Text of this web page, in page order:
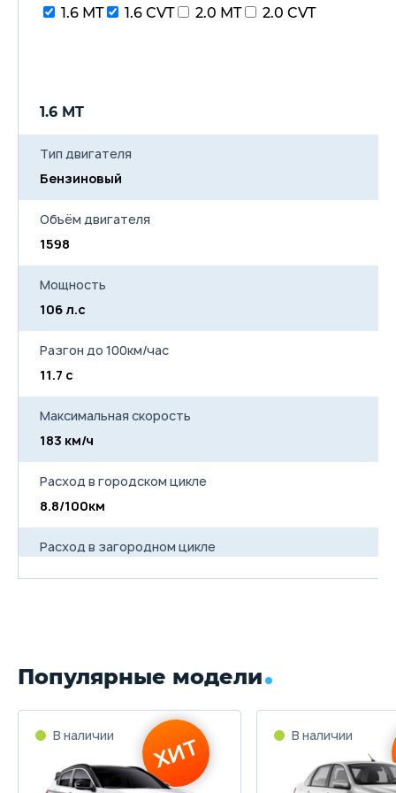
1.6 MT 1.6 CVT 2.0 MT 2.0 CVT
1.6 MT
Тип двигателя
Бензиновый
Объём двигателя
1598
Мощность
106 л.с
Разгон до 100км/час
11.7 с
Максимальная скорость
183 км/ч
Расход в городском цикле
8.8/100км
Расход в загородном цикле
Объем топливного бака
Длина
4295 мм
Популярные модели